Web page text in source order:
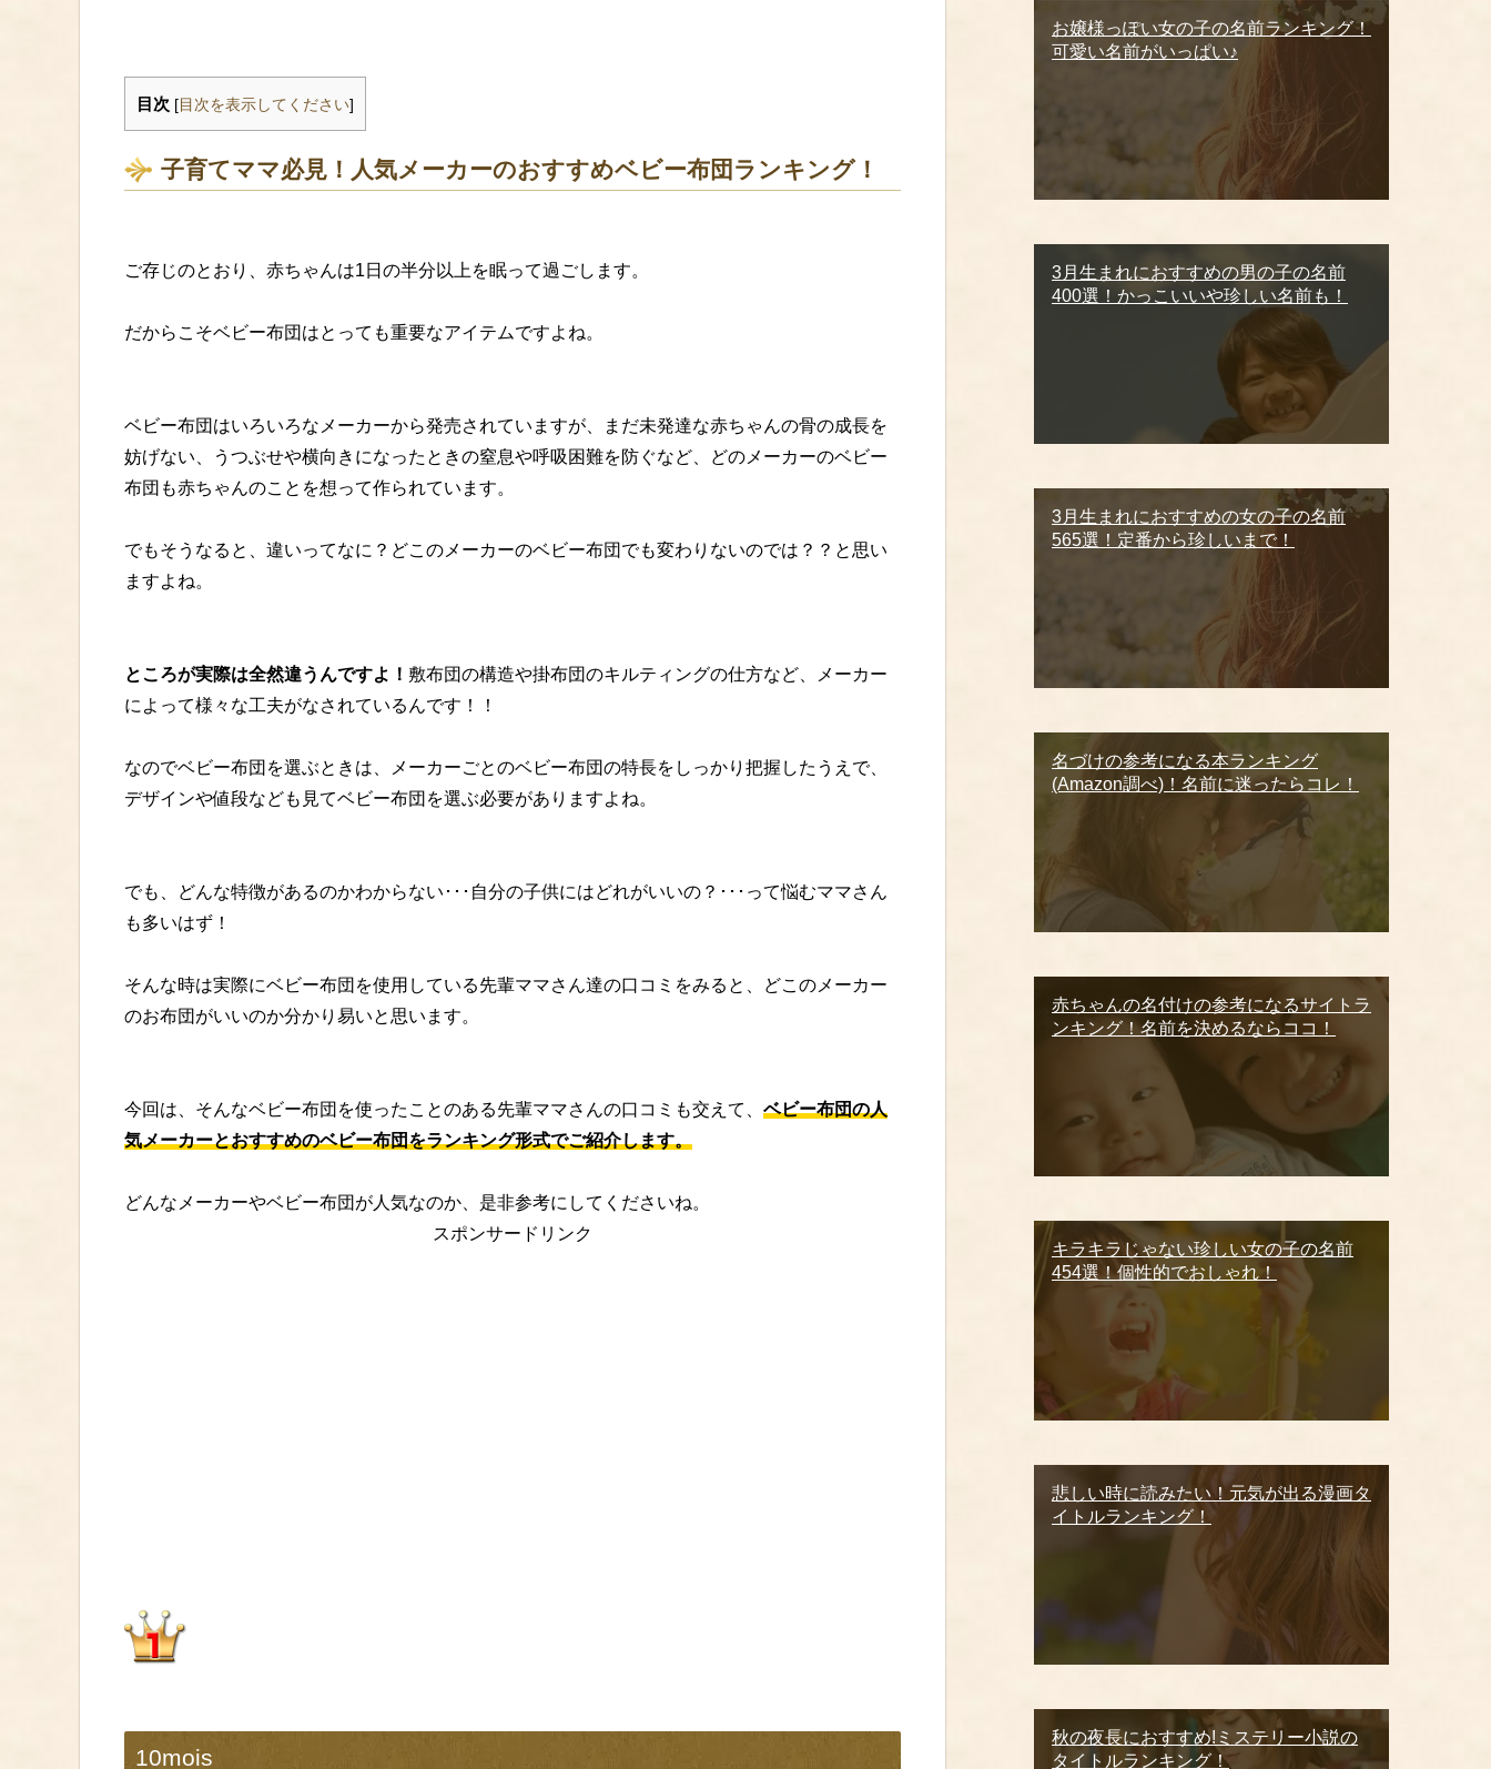
目次 [ 目次を表示してください]
子育てママ必見！人気メーカーのおすすめベビー布団ランキング！
ご存じのとおり、赤ちゃんは1日の半分以上を眠って過ごします。
だからこそベビー布団はとっても重要なアイテムですよね。
ベビー布団はいろいろなメーカーから発売されていますが、まだ未発達な赤ちゃんの骨の成長を
妨げない、うつぶせや横向きになったときの窒息や呼吸困難を防ぐなど、どのメーカーのベビー
布団も赤ちゃんのことを想って作られています。
でもそうなると、違いってなに？どこのメーカーのベビー布団でも変わりないのでは？？と思い
ますよね。
ところが実際は全然違うんですよ！ 敷布団の構造や掛布団のキルティングの仕方など、メーカー
によって様々な工夫がなされているんです！！
なのでベビー布団を選ぶときは、メーカーごとのベビー布団の特長をしっかり把握したうえで、
デザインや値段なども見てベビー布団を選ぶ必要がありますよね。
でも、どんな特徴があるのかわからない･･･自分の子供にはどれがいいの？･･･って悩むママさん
も多いはず！
そんな時は実際にベビー布団を使用している先輩ママさん達の口コミをみると、どこのメーカー
のお布団がいいのか分かり易いと思います。
今回は、そんなベビー布団を使ったことのある先輩ママさんの口コミも交えて、 ベビー布団の人
気メーカーとおすすめのベビー布団をランキング形式でご紹介します。
どんなメーカーやベビー布団が人気なのか、是非参考にしてくださいね。
スポンサードリンク
10mois
お嬢様っぽい女の子の名前ランキング！
可愛い名前がいっぱい♪
3月生まれにおすすめの男の子の名前
400選！かっこいいや珍しい名前も！
3月生まれにおすすめの女の子の名前
565選！定番から珍しいまで！
名づけの参考になる本ランキング
(Amazon調べ)！名前に迷ったらコレ！
赤ちゃんの名付けの参考になるサイトラ
ンキング！名前を決めるならココ！
キラキラじゃない珍しい女の子の名前
454選！個性的でおしゃれ！
悲しい時に読みたい！元気が出る漫画タ
イトルランキング！
秋の夜長におすすめ!ミステリー小説の
タイトルランキング！